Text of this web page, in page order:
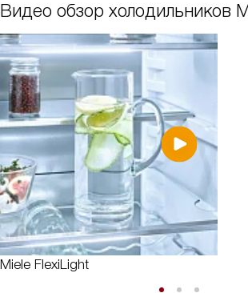
Видео обзор холодильников
Miele FlexiLight